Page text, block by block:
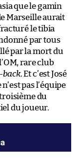
que le gamin
Marseille aurait
le tibia
par tous
par la mort du
rare club
back. Et c’est José
pas l’équipe
du
du joueur.